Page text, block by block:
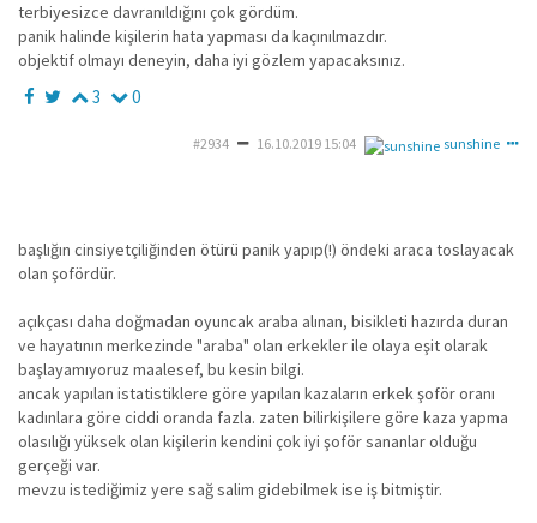
terbiyesizce davranıldığını çok gördüm.
panik halinde kişilerin hata yapması da kaçınılmazdır.
objektif olmayı deneyin, daha iyi gözlem yapacaksınız.
3 0
#2934 16.10.2019 15:04 sunshine
başlığın cinsiyetçiliğinden ötürü panik yapıp(!) öndeki araca toslayacak
olan şofördür.
açıkçası daha doğmadan oyuncak araba alınan, bisikleti hazırda duran
ve hayatının merkezinde "araba" olan erkekler ile olaya eşit olarak
başlayamıyoruz maalesef, bu kesin bilgi.
ancak yapılan istatistiklere göre yapılan kazaların erkek şoför oranı
kadınlara göre ciddi oranda fazla. zaten bilirkişilere göre kaza yapma
olasılığı yüksek olan kişilerin kendini çok iyi şoför sananlar olduğu
gerçeği var.
mevzu istediğimiz yere sağ salim gidebilmek ise iş bitmiştir.